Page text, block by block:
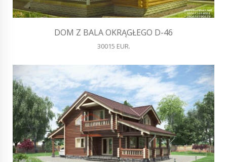
DOM Z BALA OKRĄGŁEGO D-46
30015 EUR.